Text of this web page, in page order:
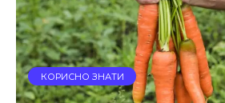
КОРИСНО ЗНАТИ